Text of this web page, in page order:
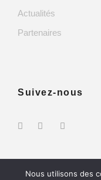
Actualités
Partenaires
Suivez-nous
Nous utilisons des